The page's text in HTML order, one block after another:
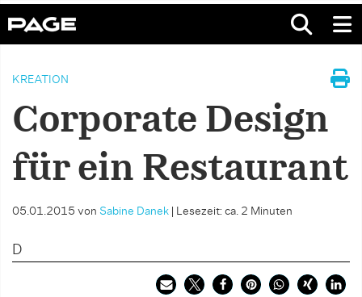
KREATION
Corporate Design
für ein Restaurant
05.01.2015 von Sabine Danek Lesezeit: ca. 2 Minuten
D